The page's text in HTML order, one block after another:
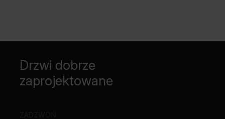
Drzwi dobrze
zaprojektowane